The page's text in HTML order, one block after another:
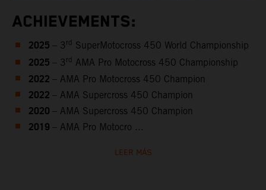
ACHIEVEMENTS:
2025 – 3 rd SuperMotocross 450 World Championship
2025 – 3 rd AMA Pro Motocross 450 Championship
2022 – AMA Pro Motocross 450 Champion
2022 – AMA Supercross 450 Champion
2020 – AMA Supercross 450 Champion
2019 – AMA Pro Motocro ...
LEER MÁS